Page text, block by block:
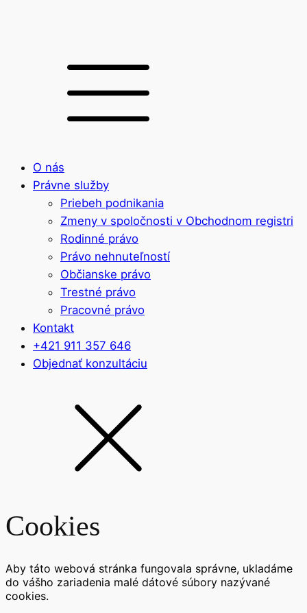
O nás
Právne služby
Priebeh podnikania
Zmeny v spoločnosti v Obchodnom registri
Rodinné právo
Právo nehnuteľností
Občianske právo
Trestné právo
Pracovné právo
Kontakt
+421 911 357 646
Objednať konzultáciu
Cookies
Aby táto webová stránka fungovala správne, ukladáme
do vášho zariadenia malé dátové súbory nazývané
cookies.